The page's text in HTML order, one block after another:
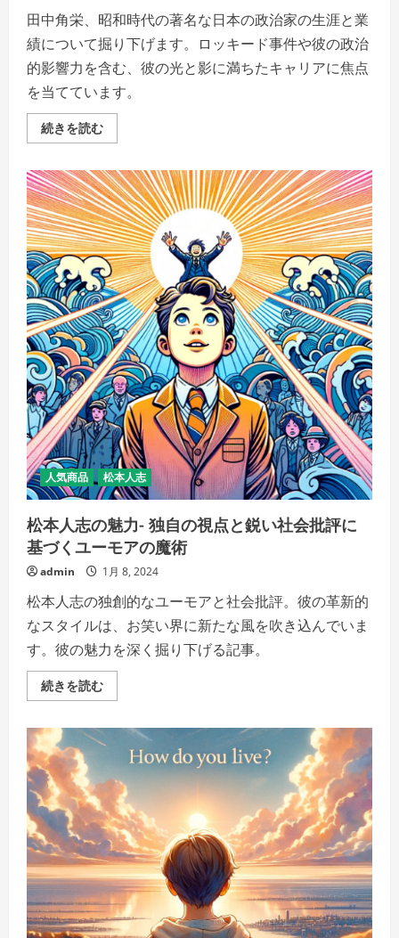
田中角栄、昭和時代の著名な日本の政治家の生涯と業
績について掘り下げます。ロッキード事件や彼の政治
的影響力を含む、彼の光と影に満ちたキャリアに焦点
を当てています。
続きを読む田
中
昭
和
時
代
の
政
治
的
巨
星
「戦
後
日
本
を
形
作
っ
た
男、
政
治
の
舞
台
裏
で
の
光
と
影」
の
詳
を
ご
覧
く
だ
い
人気商品 松本人志
松本人志の魅力- 独自の視点と鋭い社会批評に
基づくユーモアの魔術
admin 1月 8, 2024
松本人志の独創的なユーモアと社会批評。彼の革新的
なスタイルは、お笑い界に新たな風を吹き込んでいま
す。彼の魅力を深く掘り下げる記事。
続きを読む松
本
魅
独
自
の
視
点
と
鋭
い
社
会
批
評
に
基